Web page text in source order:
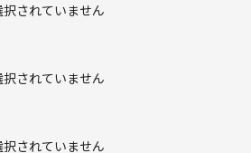
択されていません
択されていません
択されていません